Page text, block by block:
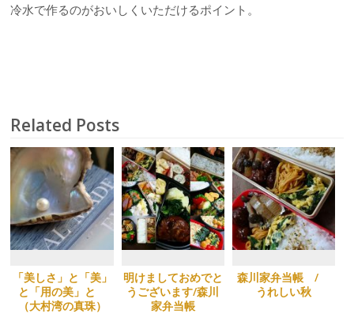
冷水で作るのがおいしくいただけるポイント。
Related Posts
「美しさ」と「美」
と「用の美」と
（大村湾の真珠）
明けましておめでと
うございます/森川
家弁当帳
森川家弁当帳 /
うれしい秋